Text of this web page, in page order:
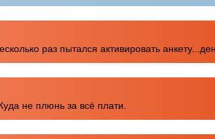
раз пытался активировать
не плюнь за всё плати.